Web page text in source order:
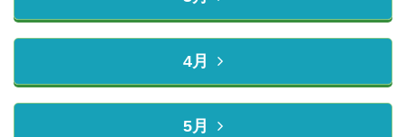
4月
5月